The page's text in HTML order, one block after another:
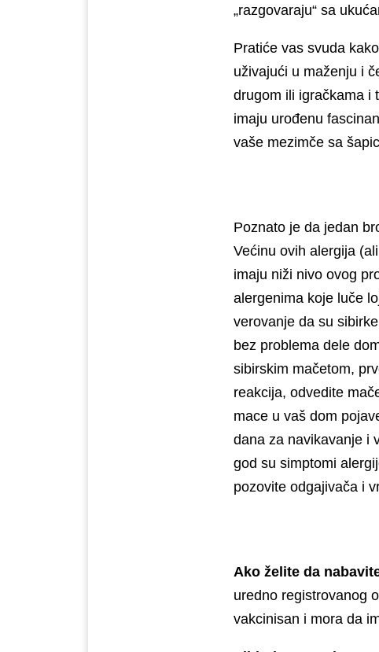
„razgovaraju“ sa
Pratiće vas svuda
uživajući u maženju i
drugom ili igračkama i
imaju urođenu
vaše mezimče sa
Poznato je da jedan
Većinu ovih alergija
imaju niži nivo ovog
alergenima koje luče
verovanje da su
bez problema dele
sibirskim mačetom,
reakcija, odvedite
mace u vaš dom
dana za navikavanje i
god su simptomi
pozovite odgajivača i
Ako želite da
uredno registrovanog
vakcinisan i mora da